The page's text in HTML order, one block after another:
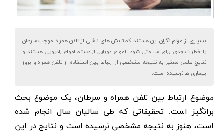
بسیاری از مردم نگران این هستند که تابش های ناشی از تلفن همراه موجب سرطان
یا خطرات جدی برای سلامتی شود. امواج موبایل از دسته امواج رادیویی هستند و
نتایج علمی معتبر به نتیجه مشخصی از ارتباط بین استفاده از تلفن همراه و بروز
بیماری ها نرسیده است.
موضوع ارتباط بین تلفن همراه و سرطان، یک موضوع بحث
برانگیز است. تحقیقاتی که طی سالیان سال انجام شده
است، هنوز به نتیجه مشخصی نرسیده است و نتایج در این